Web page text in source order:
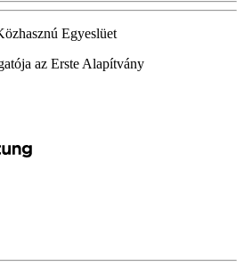
Egyeslüet
az Erste Alapítvány